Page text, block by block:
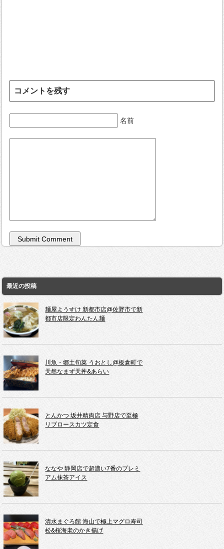
コメントを残す
名前
最近の投稿
麺屋ようすけ 新都市店@佐野市で新
都市店限定わんたん麺
川魚・郷土旬菜 うおとし@板倉町で
天然なまず天丼&あらい
とんかつ 坂井精肉店 与野店で至極
リブロースカツ定食
ななや 静岡店で超濃い7番のプレミ
アム抹茶アイス
清水まぐろ館 海山で極上マグロ寿司
松&桜海老のかき揚げ